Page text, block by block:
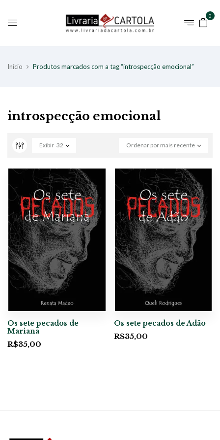
0
Início Produtos marcados com a tag “introspecção emocional”
introspecção emocional
Ordenar por mais recente
Exibir 32
Os sete pecados de
Mariana
R$35,00
Os sete pecados de Adão
R$35,00